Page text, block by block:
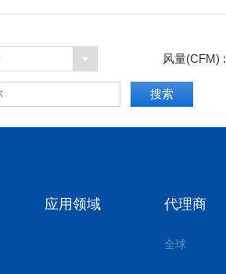
风量(CFM) :
应用领域 代理商
全球